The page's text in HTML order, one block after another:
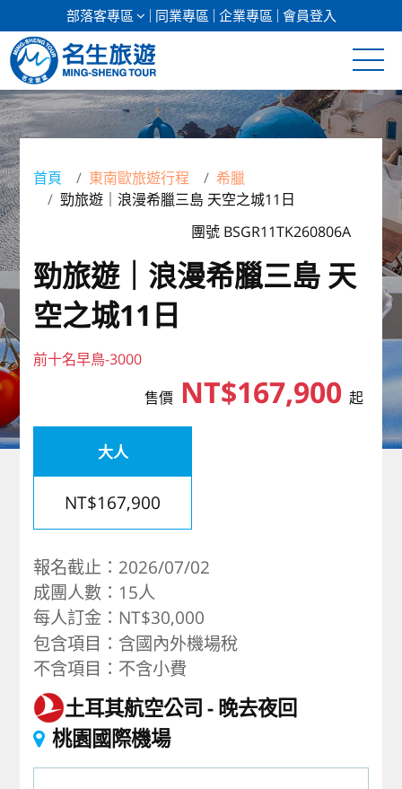
部落客專區 同業專區 企業專區 會員登入
清倉促銷
日本專館
郵輪假期
海島假期
韓國
東南亞
美加紐澳
歐洲
首頁 東南歐旅遊行程
希臘
勁旅遊｜浪漫希臘三島 天空之城11日
團號 BSGR11TK260806A
勁旅遊｜浪漫希臘三島 天
空之城11日
前十名早鳥-3000
售價NT$167,900 起
大人
NT$167,900
報名截止：2026/07/02
成團人數：15人
每人訂金：NT$30,000
包含項目：含國內外機場稅
不含項目：不含小費
土耳其航空公司
晚去夜回
桃園國際機場